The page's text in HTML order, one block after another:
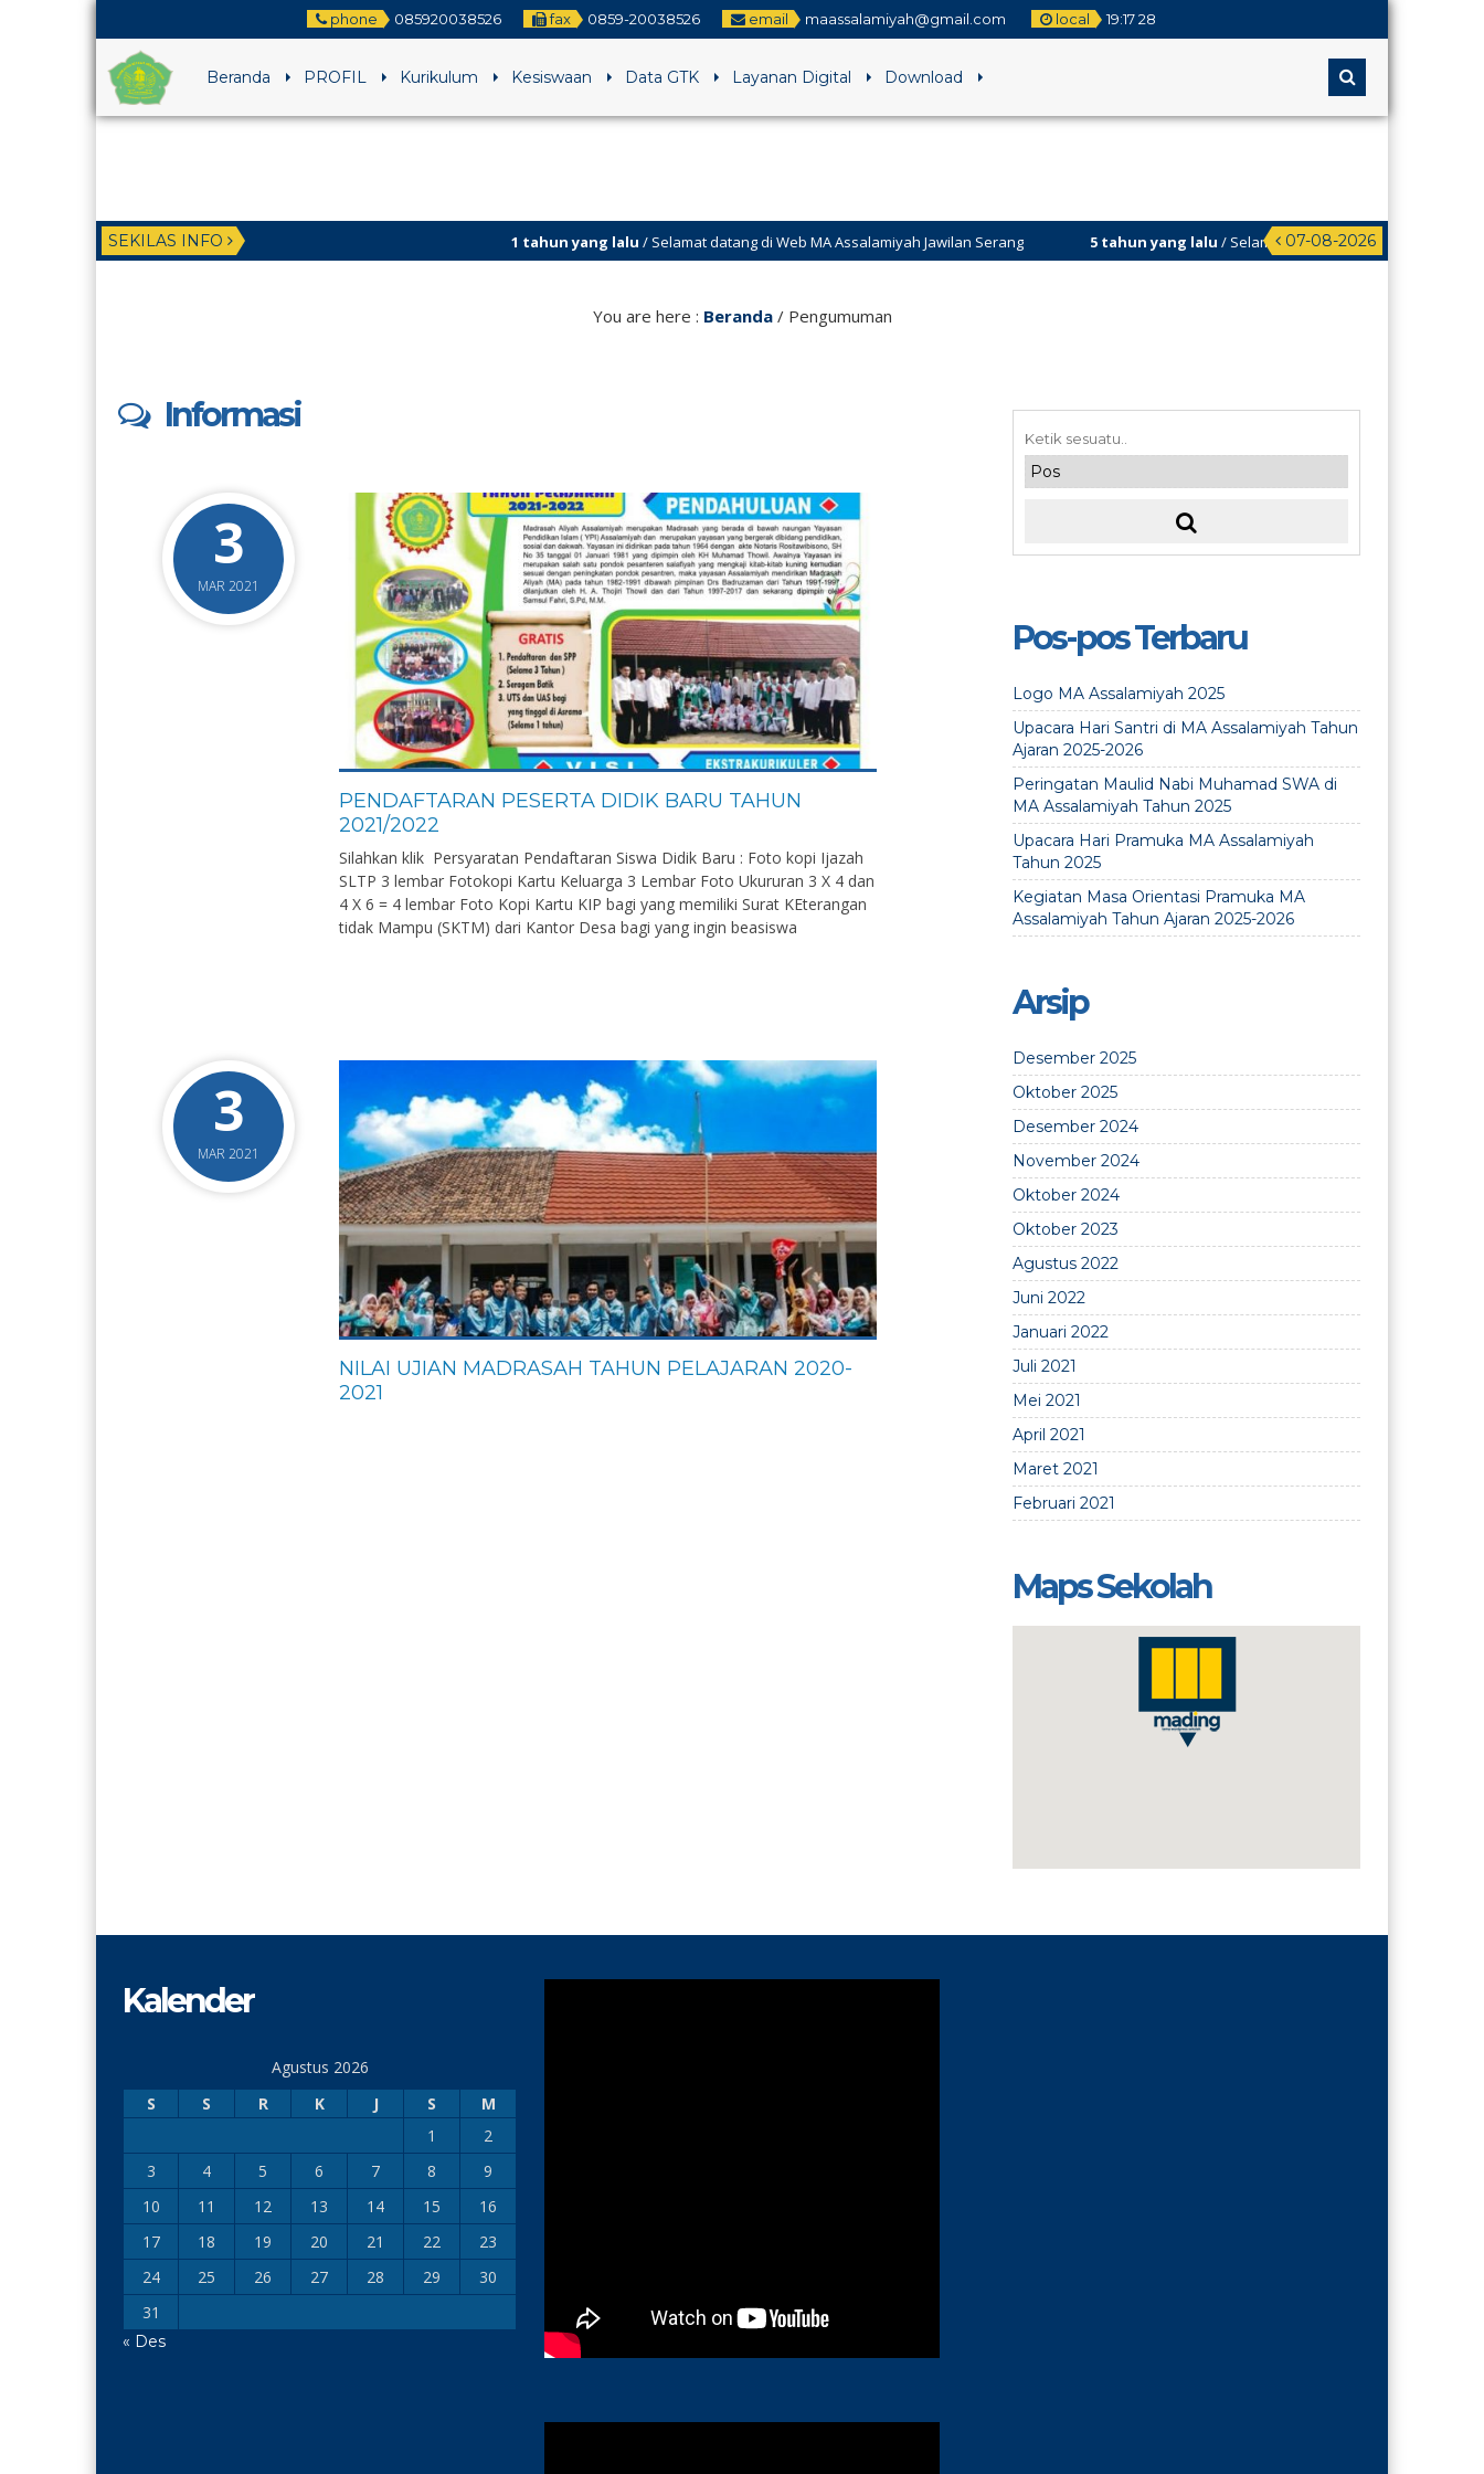
phone 085920038526 fax 0859-20038526 email maassalamiyah@gmail.com local 19:17 28
Beranda PROFIL Kurikulum Kesiswaan Data GTK Layanan Digital Download
SEKILAS INFO 07-08-2026
1 tahun yang lalu/ Selamat datang di Web MA Assalamiyah Jawilan Serang 5 tahun yang lalu/ Selamat Datang di Web MA Assalamiyah
You are here : Beranda/ Pengumuman
Informasi
3
MAR 2021
PENDAFTARAN PESERTA DIDIK BARU TAHUN
2021/2022
Silahkan klik Persyaratan Pendaftaran Siswa Didik Baru : Foto kopi Ijazah
SLTP 3 lembar Fotokopi Kartu Keluarga 3 Lembar Foto Ukururan 3 X 4 dan
4 X 6 = 4 lembar Foto Kopi Kartu KIP bagi yang memiliki Surat KEterangan
tidak Mampu (SKTM) dari Kantor Desa bagi yang ingin beasiswa
3
MAR 2021
NILAI UJIAN MADRASAH TAHUN PELAJARAN 2020-
2021
Pos-pos Terbaru
Logo MA Assalamiyah 2025
Upacara Hari Santri di MA Assalamiyah Tahun
Ajaran 2025-2026
Peringatan Maulid Nabi Muhamad SWA di
MA Assalamiyah Tahun 2025
Upacara Hari Pramuka MA Assalamiyah
Tahun 2025
Kegiatan Masa Orientasi Pramuka MA
Assalamiyah Tahun Ajaran 2025-2026
Arsip
Desember 2025
Oktober 2025
Desember 2024
November 2024
Oktober 2024
Oktober 2023
Agustus 2022
Juni 2022
Januari 2022
Juli 2021
Mei 2021
April 2021
Maret 2021
Februari 2021
Maps Sekolah
Kalender
Agustus 2026
S
S R K J S
M
1
2
3
4 5 6 7 8
9
10
11 12 13 14 15
16
17
18 19 20 21 22
23
24
25 26 27 28 29
30
31
« Des